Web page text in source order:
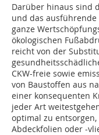
Darüber hinaus sind
und das
ganze
ökologischen
reicht von der
CKW-freie sowie
von Baustoffen aus
einer konsequenten
jeder Art
optimal zu
Abdeckfolien oder -